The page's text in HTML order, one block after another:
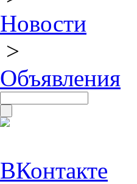
Новости
>
Объявления
ВКонтакте